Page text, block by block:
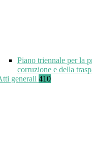
Piano triennale per la
corruzione e della
generali 410